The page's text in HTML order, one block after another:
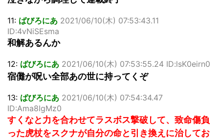
11: ばびろにあ 2021/06/10(木) 07:53:43.11
ID:4vNiSEsma
和解あるんか
12: ばびろにあ 2021/06/10(木) 07:53:55.24 ID:lsK0eirn0
宿儺が呪い全部あの世に持ってくぞ
13: ばびろにあ 2021/06/10(木) 07:54:34.47
ID:Ama8IgMz0
すくなと力を合わせてラスボス撃破して、致命傷負
った虎杖をスクナが自分の命と引き換えに治してお